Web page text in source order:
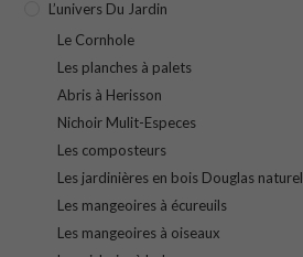
L’univers Du Jardin
Le Cornhole
Les planches à palets
Abris à Herisson
Nichoir Mulit-Especes
Les composteurs
Les jardinières en bois Douglas naturel
Les mangeoires à écureuils
Les mangeoires à oiseaux